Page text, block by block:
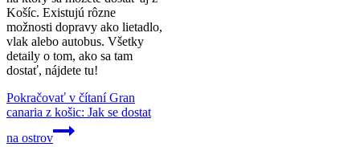
Košíc. Existujú rôzne
možnosti dopravy ako lietadlo,
vlak alebo autobus. Všetky
detaily o tom, ako sa tam
dostať, nájdete tu!
Pokračovať v čítaníGran
canaria z košic: Jak se dostat
na ostrov